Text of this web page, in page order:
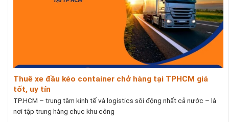
Thuê xe đầu kéo container chở hàng tại TPHCM giá
tốt, uy tín
TP.HCM – trung tâm kinh tế và logistics sôi động nhất cả nước – là
nơi tập trung hàng chục khu công